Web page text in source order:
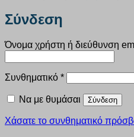
Σύνδεση
Όνομα χρήστη ή διεύθυνση
Συνθηματικό *Απαιτείται
Να με θυμάσαι Σύνδεση
Χάσατε το συνθηματικό